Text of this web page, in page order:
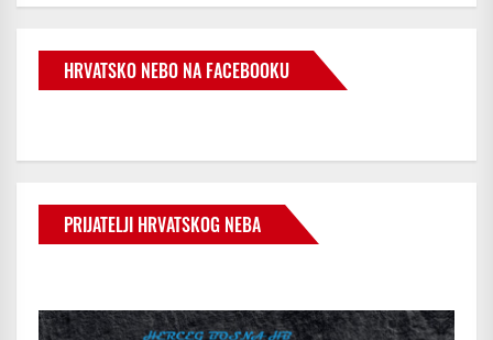
HRVATSKO NEBO NA FACEBOOKU
PRIJATELJI HRVATSKOG NEBA